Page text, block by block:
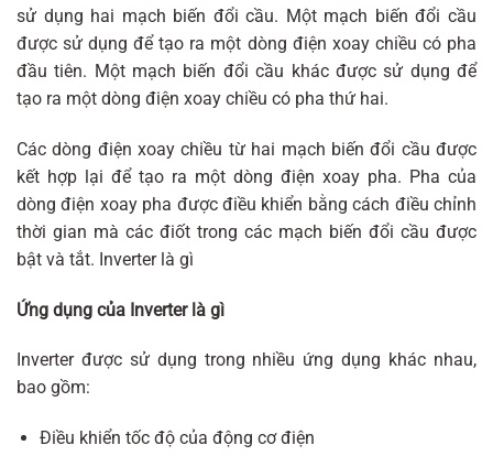
sử dụng hai mạch biến đổi cầu. Một mạch biến đổi cầu
được sử dụng để tạo ra một dòng điện xoay chiều có pha
đầu tiên. Một mạch biến đổi cầu khác được sử dụng để
tạo ra một dòng điện xoay chiều có pha thứ hai.
Các dòng điện xoay chiều từ hai mạch biến đổi cầu được
kết hợp lại để tạo ra một dòng điện xoay pha. Pha của
dòng điện xoay pha được điều khiển bằng cách điều chỉnh
thời gian mà các điốt trong các mạch biến đổi cầu được
bật và tắt. Inverter là gì
Ứng dụng của Inverter là gì
Inverter được sử dụng trong nhiều ứng dụng khác nhau,
bao gồm:
Điều khiển tốc độ của động cơ điện